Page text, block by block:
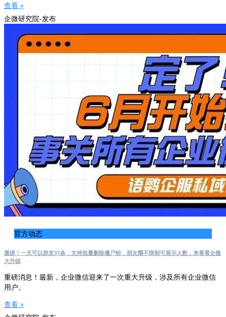
查看 »
企微研究院-发布
官方动态
重磅！一天可以群发31条，支持批量删除僵尸粉，朋友圈不限制可展示人数，来看看企微
大升级
重磅消息！最新，企业微信迎来了一次重大升级，涉及所有企业微信
用户。
查看 »